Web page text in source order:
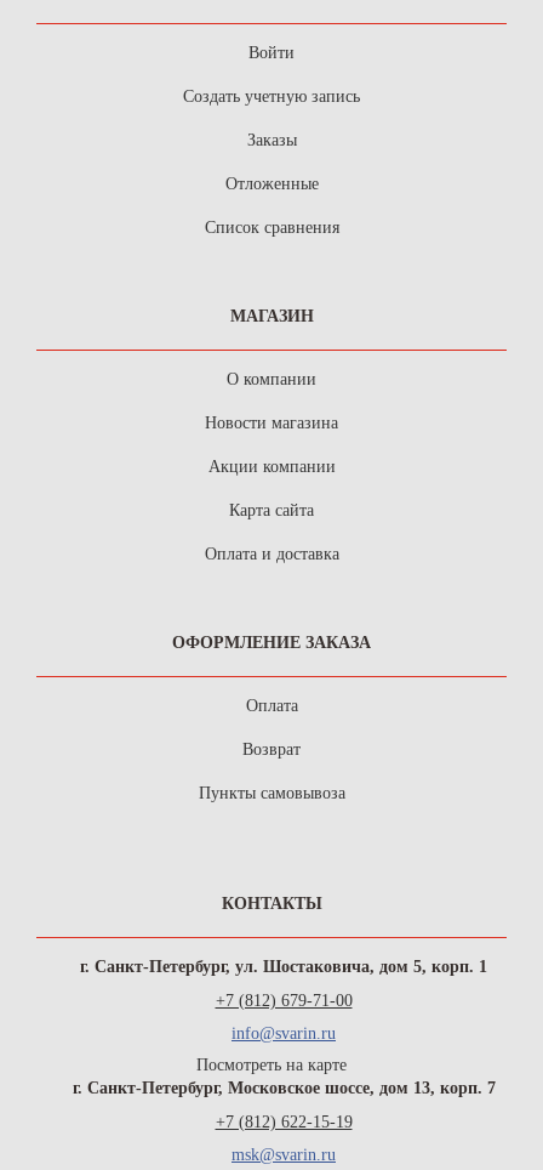
Войти
Создать учетную запись
Заказы
Отложенные
Список сравнения
МАГАЗИН
О компании
Новости магазина
Акции компании
Карта сайта
Оплата и доставка
ОФОРМЛЕНИЕ ЗАКАЗА
Оплата
Возврат
Пункты самовывоза
КОНТАКТЫ
г. Санкт-Петербург, ул. Шостаковича, дом 5, корп. 1
+7 (812) 679-71-00
info@svarin.ru
Посмотреть на карте
г. Санкт-Петербург, Московское шоссе, дом 13, корп. 7
+7 (812) 622-15-19
msk@svarin.ru